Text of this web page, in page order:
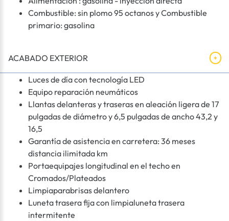
Combustible: sin plomo 95 octanos y Combustible
primario: gasolina
ACABADO EXTERIOR
Luces de día con tecnología LED
Equipo reparación neumáticos
Llantas delanteras y traseras en aleación ligera de 17
pulgadas de diámetro y 6,5 pulgadas de ancho 43,2 y
16,5
Garantía de asistencia en carretera: 36 meses
distancia ilimitada km
Portaequipajes longitudinal en el techo en
Cromados/Plateados
Limpiaparabrisas delantero
Luneta trasera fija con limpialuneta trasera
intermitente